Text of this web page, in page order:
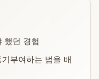
했던 경험
부여하는 법을 배